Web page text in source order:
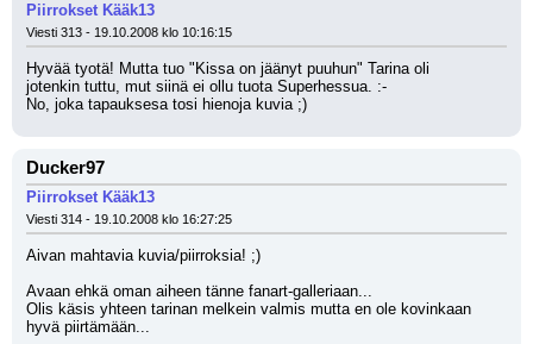
Piirrokset Kääk13
Viesti 313 - 19.10.2008 klo 10:16:15
Hyvää tyotä! Mutta tuo "Kissa on jäänyt puuhun" Tarina oli
jotenkin tuttu, mut siinä ei ollu tuota Superhessua. :-
No, joka tapauksesa tosi hienoja kuvia ;)
Ducker97
Piirrokset Kääk13
Viesti 314 - 19.10.2008 klo 16:27:25
Aivan mahtavia kuvia/piirroksia! ;)
Avaan ehkä oman aiheen tänne fanart-galleriaan...
Olis käsis yhteen tarinan melkein valmis mutta en ole kovinkaan
hyvä piirtämään...